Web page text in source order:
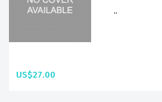
..
US$27.00